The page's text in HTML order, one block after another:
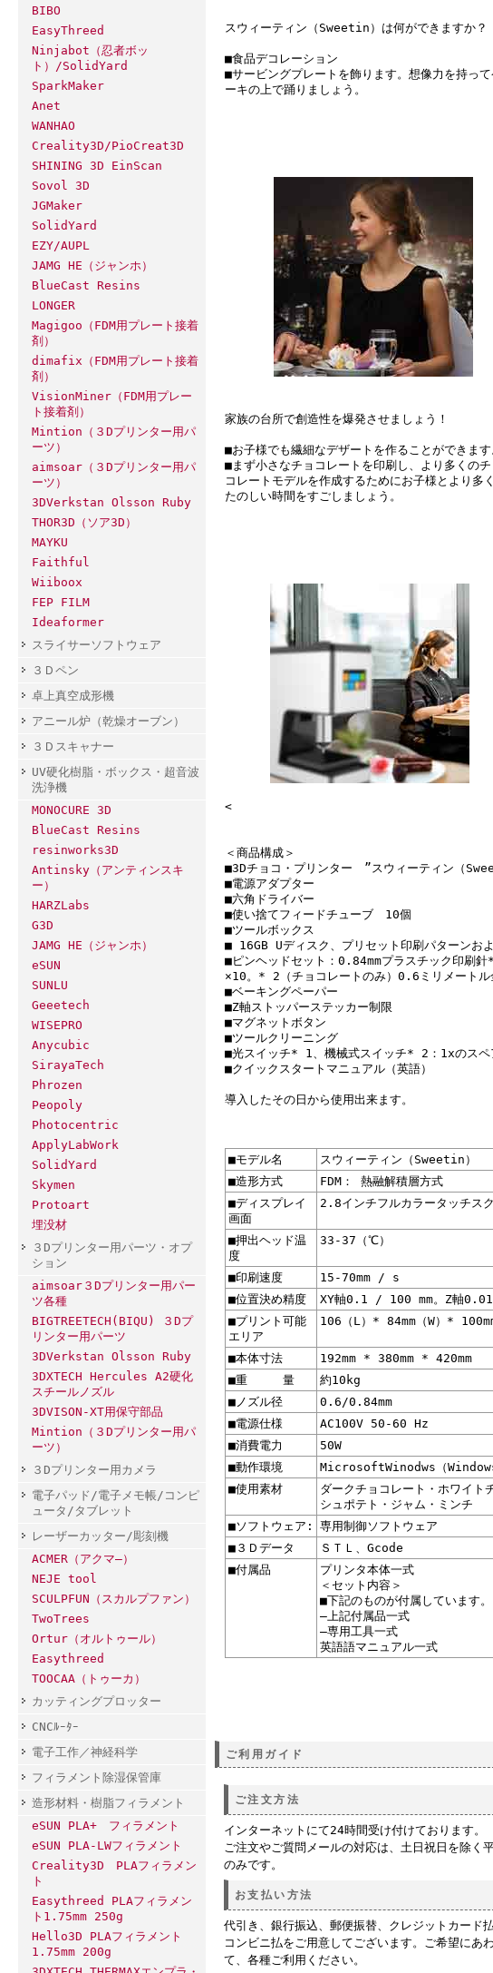
BIBO
EasyThreed
Ninjabot（忍者ボッ
ト）/SolidYard
SparkMaker
Anet
WANHAO
Creality3D/PioCreat3D
SHINING 3D EinScan
Sovol 3D
JGMaker
SolidYard
EZY/AUPL
JAMG HE（ジャンホ）
BlueCast Resins
LONGER
Magigoo（FDM用プレート接着
剤）
dimafix（FDM用プレート接着
剤）
VisionMiner（FDM用プレー
ト接着剤）
Mintion（３Dプリンター用パ
ーツ）
aimsoar（３Dプリンター用パ
ーツ）
3DVerkstan Olsson Ruby
THOR3D（ソア3D）
MAYKU
Faithful
Wiiboox
FEP FILM
Ideaformer
スライサーソフトウェア
３Ｄペン
卓上真空成形機
アニール炉（乾燥オーブン）
３Ｄスキャナー
UV硬化樹脂・ボックス・超音波
洗浄機
MONOCURE 3D
BlueCast Resins
resinworks3D
Antinsky（アンティンスキ
ー）
HARZLabs
G3D
JAMG HE（ジャンホ）
eSUN
SUNLU
Geeetech
WISEPRO
Anycubic
SirayaTech
Phrozen
Peopoly
Photocentric
ApplyLabWork
SolidYard
Skymen
Protoart
埋没材
３Dプリンター用パーツ・オプ
ション
aimsoar３Dプリンター用パー
ツ各種
BIGTREETECH(BIQU) ３Dプ
リンター用パーツ
3DVerkstan Olsson Ruby
3DXTECH Hercules A2硬化
スチールノズル
3DVISON-XT用保守部品
Mintion（３Dプリンター用パ
ーツ）
３Dプリンター用カメラ
電子パッド/電子メモ帳/コンピ
ュータ/タブレット
レーザーカッター/彫刻機
ACMER（アクマ―）
NEJE tool
SCULPFUN（スカルプファン）
TwoTrees
Ortur（オルトゥール）
Easythreed
TOOCAA（トゥーカ）
カッティングプロッター
CNCﾙｰﾀｰ
電子工作／神経科学
フィラメント除湿保管庫
造形材料・樹脂フィラメント
eSUN PLA+ フィラメント
eSUN PLA-LWフィラメント
Creality3D PLAフィラメン
ト
Easythreed PLAフィラメン
ト1.75mm 250g
Hello3D PLAフィラメント
1.75mm 200g
スウィーティン（Sweetin）は何ができますか？
■食品デコレーション
■サービングプレートを飾ります。想像力を持って
ーキの上で踊りましょう。
家族の台所で創造性を爆発させましょう！
■お子様でも繊細なデザートを作ることができます
■まず小さなチョコレートを印刷し、より多くのチ
コレートモデルを作成するためにお子様とより多
たのしい時間をすごしましょう。
<
＜商品構成＞
■3Dチョコ・プリンター ”スウィーティン（
■電源アダプター
■六角ドライバー
■使い捨てフィードチューブ 10個
■ツールボックス
■ 16GB Uディスク、プリセット印刷パターンお
■ピンヘッドセット：0.84mmプラスチック印刷
×10。* 2（チョコレートのみ）0.6ミリメートル
■ベーキングペーパー
■Z軸ストッパーステッカー制限
■マグネットボタン
■ツールクリーニング
■光スイッチ* 1、機械式スイッチ* 2：1xのスペ
■クイックスタートマニュアル（英語）
導入したその日から使用出来ます。
■モデル名
スウィーティン（Sweetin）
■造形方式
FDM ： 熱融解積層方式
■ディスプレイ
画面
2.8インチフルカラータッチス
■押出ヘッド温
度
33-37（℃）
■印刷速度
15-70mm / s
■位置決め精度
XY軸0.1 / 100 mm。Z軸
■プリント可能
エリア
106（L）* 84mm（W）* 100mm
■本体寸法
192mm * 380mm * 420mm
■重 量
約10kg
■ノズル径
0.6/0.84mm
■電源仕様
AC100V 50-60 Hz
■消費電力
50W
■動作環境
MicrosoftWinodws（
■使用素材
ダークチョコレート・ホワイト
シュポテト・ジャム・ミンチ
■ソフトウェア:
専用制御ソフトウェア
■３Ｄデータ
ＳＴＬ、Gcode
■付属品
プリンタ本体一式
＜セット内容＞
■下記のものが付属しています。
―上記付属品一式
―専用工具一式
英語語マニュアル一式
ご利用ガイド
ご注文方法
インターネットにて24時間受け付けております。
ご注文やご質問メールの対応は、土日祝日を除く
のみです。
お支払い方法
代引き、銀行振込、郵便振替、クレジットカード払
コンビニ払をご用意してございます。ご希望にあ
て、各種ご利用ください。